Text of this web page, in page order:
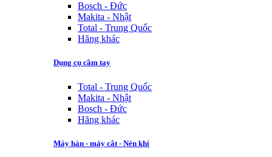
Bosch - Đức
Makita - Nhật
Total - Trung Quốc
Hãng khác
Dụng cụ cầm tay
Total - Trung Quốc
Makita - Nhật
Bosch - Đức
Hãng khác
Máy hàn - máy cắt - Nén khí